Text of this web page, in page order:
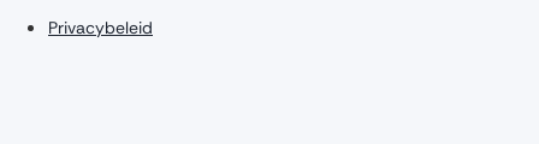
Privacybeleid